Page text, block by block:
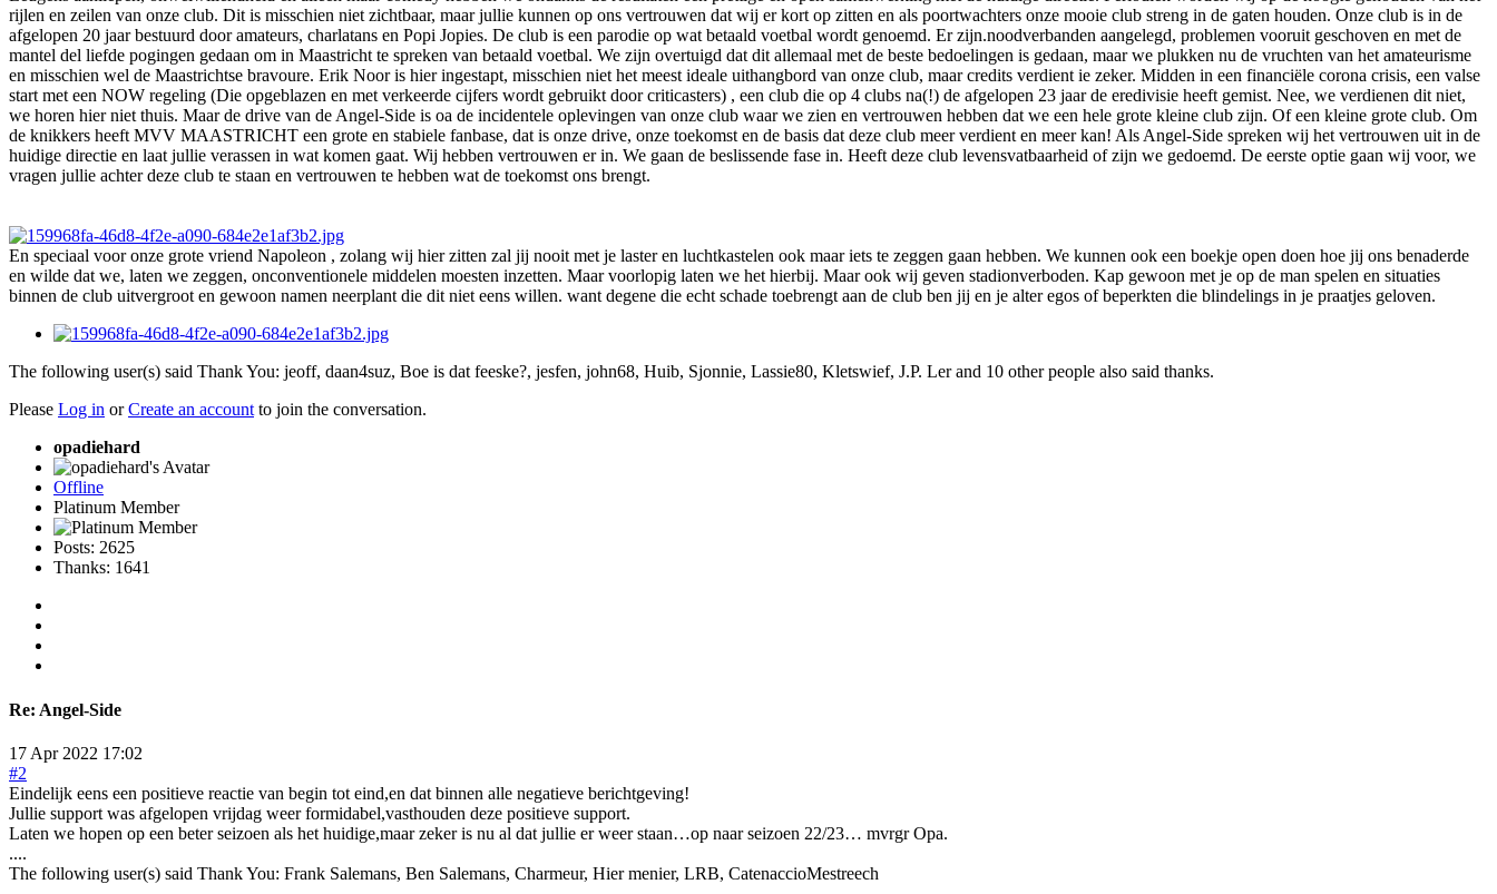
rijlen en zeilen van onze club. Dit is misschien niet zichtbaar, maar jullie kunnen op ons vertrouwen dat wij er kort op zitten en als poortwachters onze mooie club streng in de gaten houden. Onze club is in de
afgelopen 20 jaar bestuurd door amateurs, charlatans en Popi Jopies. De club is een parodie op wat betaald voetbal wordt genoemd. Er zijn.noodverbanden aangelegd, problemen vooruit geschoven en met de
mantel del liefde pogingen gedaan om in Maastricht te spreken van betaald voetbal. We zijn overtuigd dat dit allemaal met de beste bedoelingen is gedaan, maar we plukken nu de vruchten van het amateurisme
en misschien wel de Maastrichtse bravoure. Erik Noor is hier ingestapt, misschien niet het meest ideale uithangbord van onze club, maar credits verdient ie zeker. Midden in een financiële corona crisis, een valse
start met een NOW regeling (Die opgeblazen en met verkeerde cijfers wordt gebruikt door criticasters) , een club die op 4 clubs na(!) de afgelopen 23 jaar de eredivisie heeft gemist. Nee, we verdienen dit niet,
we horen hier niet thuis. Maar de drive van de Angel-Side is oa de incidentele oplevingen van onze club waar we zien en vertrouwen hebben dat we een hele grote kleine club zijn. Of een kleine grote club. Om
de knikkers heeft MVV MAASTRICHT een grote en stabiele fanbase, dat is onze drive, onze toekomst en de basis dat deze club meer verdient en meer kan! Als Angel-Side spreken wij het vertrouwen uit in de
huidige directie en laat jullie verassen in wat komen gaat. Wij hebben vertrouwen er in. We gaan de beslissende fase in. Heeft deze club levensvatbaarheid of zijn we gedoemd. De eerste optie gaan wij voor, we
vragen jullie achter deze club te staan en vertrouwen te hebben wat de toekomst ons brengt.
En speciaal voor onze grote vriend Napoleon , zolang wij hier zitten zal jij nooit met je laster en luchtkastelen ook maar iets te zeggen gaan hebben. We kunnen ook een boekje open doen hoe jij ons benaderde
en wilde dat we, laten we zeggen, onconventionele middelen moesten inzetten. Maar voorlopig laten we het hierbij. Maar ook wij geven stadionverboden. Kap gewoon met je op de man spelen en situaties
binnen de club uitvergroot en gewoon namen neerplant die dit niet eens willen. want degene die echt schade toebrengt aan de club ben jij en je alter egos of beperkten die blindelings in je praatjes geloven.
The following user(s) said Thank You: jeoff, daan4suz, Boe is dat feeske?, jesfen, john68, Huib, Sjonnie, Lassie80, Kletswief, J.P. Lerand 10 other people also said thanks.
Please Log in orCreate an account to join the conversation.
opadiehard
Offline
Platinum Member
Posts: 2625
Thanks: 1641
Re: Angel-Side
17 Apr 2022 17:02
#2
Eindelijk eens een positieve reactie van begin tot eind,en dat binnen alle negatieve berichtgeving!
Jullie support was afgelopen vrijdag weer formidabel,vasthouden deze positieve support.
Laten we hopen op een beter seizoen als het huidige,maar zeker is nu al dat jullie er weer staan…op naar seizoen 22/23… mvrgr Opa.
....
The following user(s) said Thank You: Frank Salemans, Ben Salemans, Charmeur, Hier menier, LRB, CatenaccioMestreech